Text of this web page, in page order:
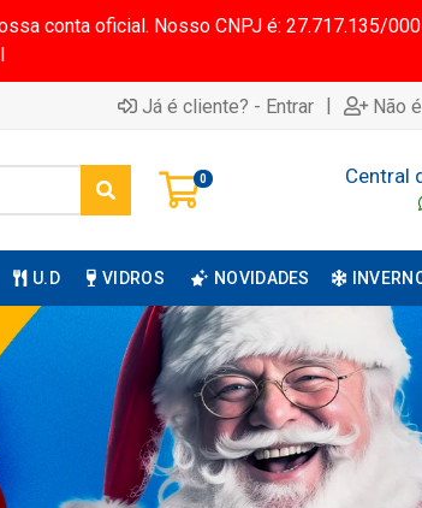
conta oficial. Nosso CNPJ é: 27.717.135/
Já é cliente? - Entrar | Não
0 Central
U.D VIDROS NOVIDADES